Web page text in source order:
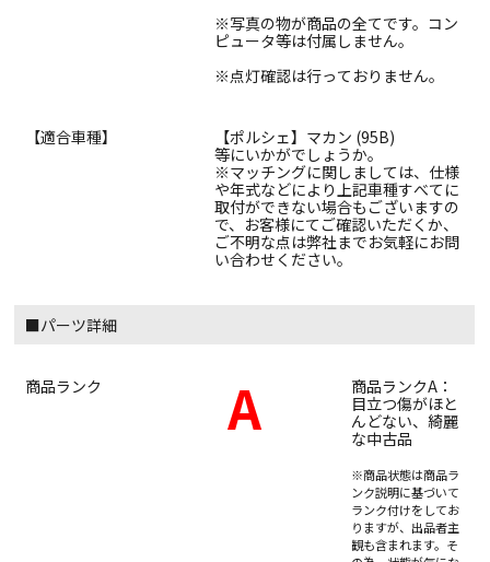
※写真の物が商品の全てです。コン
ピュータ等は付属しません。
※点灯確認は行っておりません。
【適合車種】
【ポルシェ】マカン (95B)
等にいかがでしょうか。
※マッチングに関しましては、仕様
や年式などにより上記車種すべてに
取付ができない場合もございますの
で、お客様にてご確認いただくか、
ご不明な点は弊社までお気軽にお問
い合わせください。
■パーツ詳細
商品ランク A
商品ランクA：
目立つ傷がほと
んどない、綺麗
な中古品
※商品状態は商品ラ
ンク説明に基づいて
ランク付けをしてお
りますが、出品者主
観も含まれます。そ